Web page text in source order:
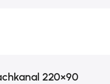
220×90